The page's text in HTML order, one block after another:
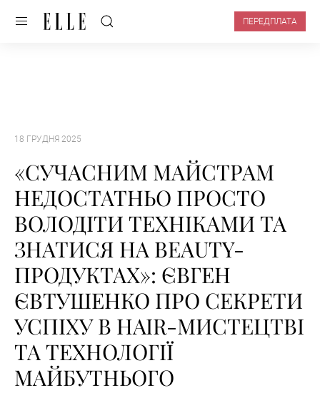
ПЕРЕДПЛАТА
18 ГРУДНЯ 2025
«СУЧАСНИМ МАЙСТРАМ
НЕДОСТАТНЬО ПРОСТО
ВОЛОДІТИ ТЕХНІКАМИ ТА
ЗНАТИСЯ НА BEAUTY-
ПРОДУКТАХ»: ЄВГЕН
ЄВТУШЕНКО ПРО СЕКРЕТИ
УСПІХУ В HAIR-МИСТЕЦТВІ
ТА ТЕХНОЛОГІЇ
МАЙБУТНЬОГО